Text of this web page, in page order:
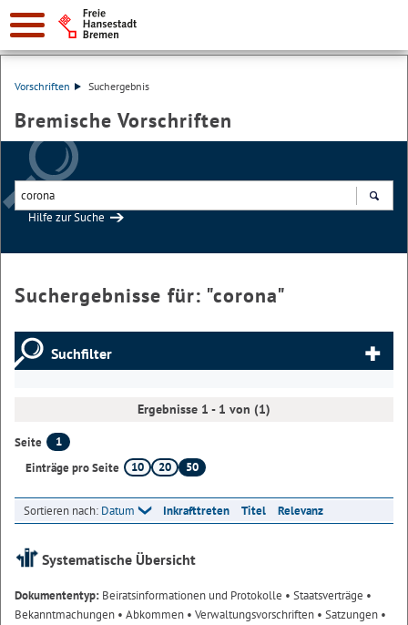
Vorschriften Suchergebnis
Bremische Vorschriften
Hilfe zur Suche
Suchergebnisse für: "corona"
Suchfilter
Ergebnisse 1 - 1 von (1)
Seite
1
Einträge pro Seite
10 20 50
Sortieren nach: Datum Inkrafttreten Titel Relevanz
Systematische Übersicht
Dokumententyp: Beiratsinformationen und Protokolle • Staatsverträge •
Bekanntmachungen • Abkommen • Verwaltungsvorschriften • Satzungen •